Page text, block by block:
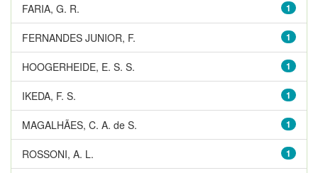
1
FARIA, G. R.
1
FERNANDES JUNIOR, F.
1
HOOGERHEIDE, E. S. S.
1
IKEDA, F. S.
1
MAGALHÃES, C. A. de S.
1
ROSSONI, A. L.